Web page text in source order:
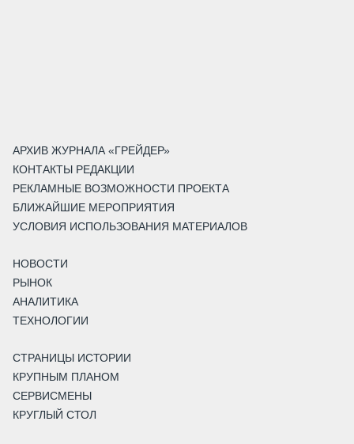
АРХИВ ЖУРНАЛА «ГРЕЙДЕР»
КОНТАКТЫ РЕДАКЦИИ
РЕКЛАМНЫЕ ВОЗМОЖНОСТИ ПРОЕКТА
БЛИЖАЙШИЕ МЕРОПРИЯТИЯ
УСЛОВИЯ ИСПОЛЬЗОВАНИЯ МАТЕРИАЛОВ
НОВОСТИ
РЫНОК
АНАЛИТИКА
ТЕХНОЛОГИИ
СТРАНИЦЫ ИСТОРИИ
КРУПНЫМ ПЛАНОМ
СЕРВИСМЕНЫ
КРУГЛЫЙ СТОЛ